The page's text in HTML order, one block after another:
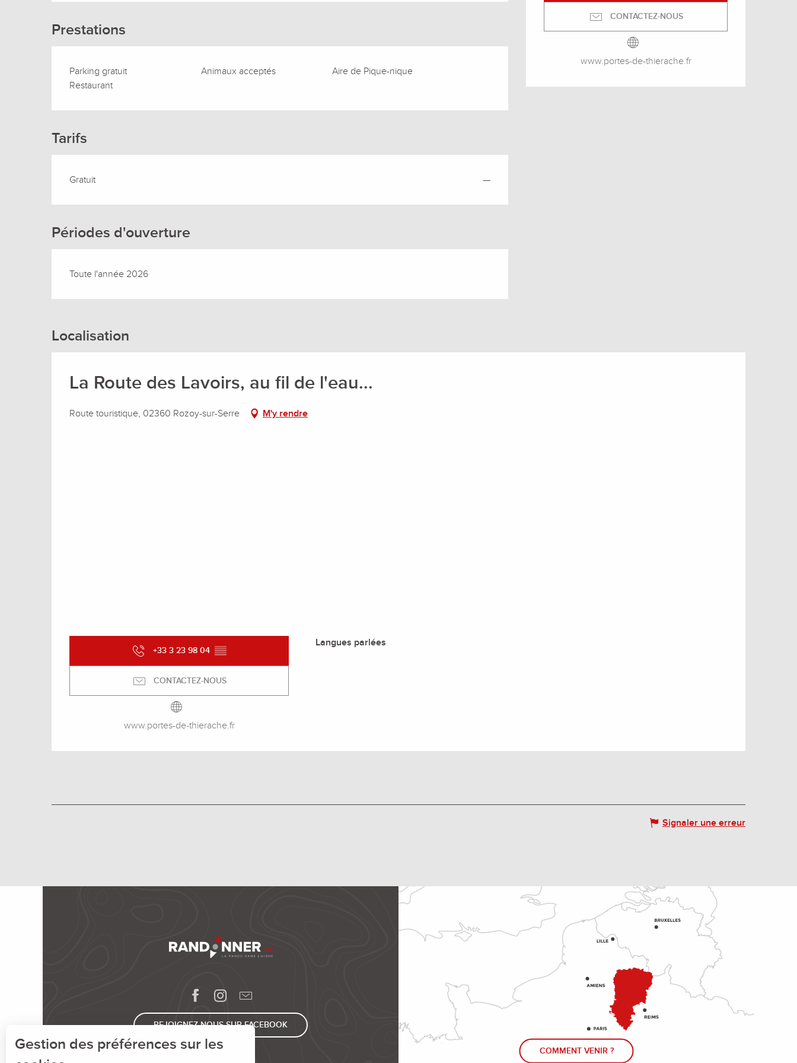
CONTACTEZ-NOUS
www.portes-de-thierache.fr
Prestations
Parking gratuit Animaux acceptés
Aire de Pique-nique
Restaurant
Tarifs
Gratuit —
Périodes d'ouverture
Toute l'année 2026
Localisation
La Route des Lavoirs, au fil de l'eau...
Route touristique, 02360 Rozoy-sur-Serre M'y rendre
+33 3 23 98 04 ▒▒
CONTACTEZ-NOUS
www.portes-de-thierache.fr
Langues parlées
Langues parlées
Signaler une erreur
REJOIGNEZ-NOUS SUR FACEBOOK
COMMENT VENIR ?
Gestion des préférences sur les